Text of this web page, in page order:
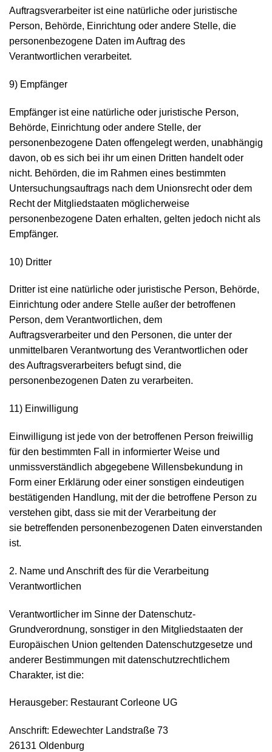
Auftragsverarbeiter ist eine natürliche oder juristische
Person, Behörde, Einrichtung oder andere Stelle, die
personenbezogene Daten im Auftrag des
Verantwortlichen verarbeitet.
9) Empfänger
Empfänger ist eine natürliche oder juristische Person,
Behörde, Einrichtung oder andere Stelle, der
personenbezogene Daten offengelegt werden, unabhängig
davon, ob es sich bei ihr um einen Dritten handelt oder
nicht. Behörden, die im Rahmen eines bestimmten
Untersuchungsauftrags nach dem Unionsrecht oder dem
Recht der Mitgliedstaaten möglicherweise
personenbezogene Daten erhalten, gelten jedoch nicht als
Empfänger.
10) Dritter
Dritter ist eine natürliche oder juristische Person, Behörde,
Einrichtung oder andere Stelle außer der betroffenen
Person, dem Verantwortlichen, dem
Auftragsverarbeiter und den Personen, die unter der
unmittelbaren Verantwortung des Verantwortlichen oder
des Auftragsverarbeiters befugt sind, die
personenbezogenen Daten zu verarbeiten.
11) Einwilligung
Einwilligung ist jede von der betroffenen Person freiwillig
für den bestimmten Fall in informierter Weise und
unmissverständlich abgegebene Willensbekundung in
Form einer Erklärung oder einer sonstigen eindeutigen
bestätigenden Handlung, mit der die betroffene Person zu
verstehen gibt, dass sie mit der Verarbeitung der
sie betreffenden personenbezogenen Daten einverstanden
ist.
2. Name und Anschrift des für die Verarbeitung
Verantwortlichen
Verantwortlicher im Sinne der Datenschutz-
Grundverordnung, sonstiger in den Mitgliedstaaten der
Europäischen Union geltenden Datenschutzgesetze und
anderer Bestimmungen mit datenschutzrechtlichem
Charakter, ist die:
Herausgeber: Restaurant Corleone UG
Anschrift: Edewechter Landstraße 73
26131 Oldenburg